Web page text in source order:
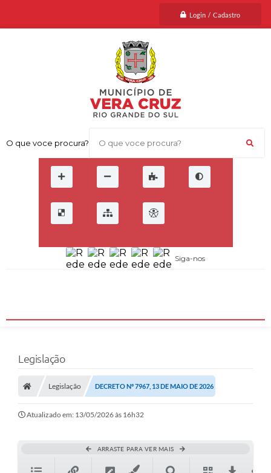
Login / Cadastro
O que voce procura?
Siga-nos
Legislação
Legislação DECRETO Nº 7967, 13 DE MAIO DE 2026
Atualizado em: 13/05/2026 às 16h32
ARRASTE PARA VER MAIS